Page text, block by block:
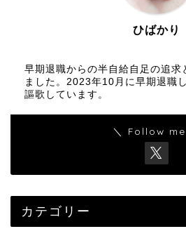
ひばかり
早期退職からの半自給自足の追求
ました。2023年10月に早期退職
謳歌しています。
＼ Follow me
カテゴリー